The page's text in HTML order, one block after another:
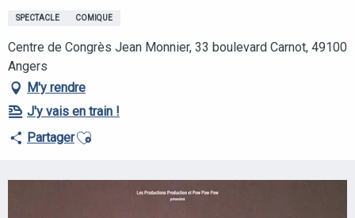
SPECTACLE COMIQUE
Centre de Congrès Jean Monnier, 33 boulevard Carnot, 49100
Angers
M'y rendre
J'y vais en train !
PartagerAjouter aux favoris